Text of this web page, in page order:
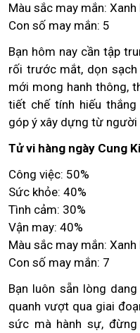
Màu sắc may mắn:
Con số may mắn: 5
Bạn hôm nay cần tập
rối trước mắt, dọn
mới mong hanh thông,
tiết chế tính hiếu
góp ý xây dựng từ người
Tử vi hàng ngày Cung
Công việc: 50%
Sức khỏe: 40%
Tình cảm: 30%
Vận may: 40%
Màu sắc may mắn: Xanh
Con số may mắn: 7
Bạn luôn sẵn lòng
quanh vượt qua giai
sức mà hành sự,